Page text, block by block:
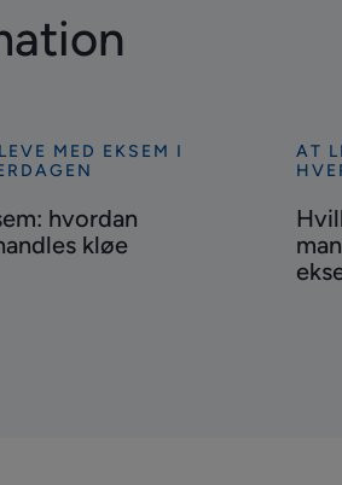
MED EKSEM I
hvordan
kløe
Se
bør
AT